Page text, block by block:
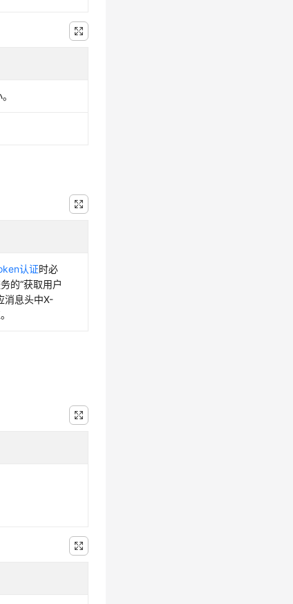
认证时必
的“获取用户
消息头中X-